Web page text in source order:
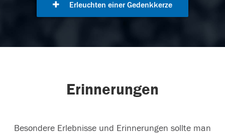
Erleuchten einer Gedenkkerze
Erinnerungen
Besondere Erlebnisse und Erinnerungen sollte man